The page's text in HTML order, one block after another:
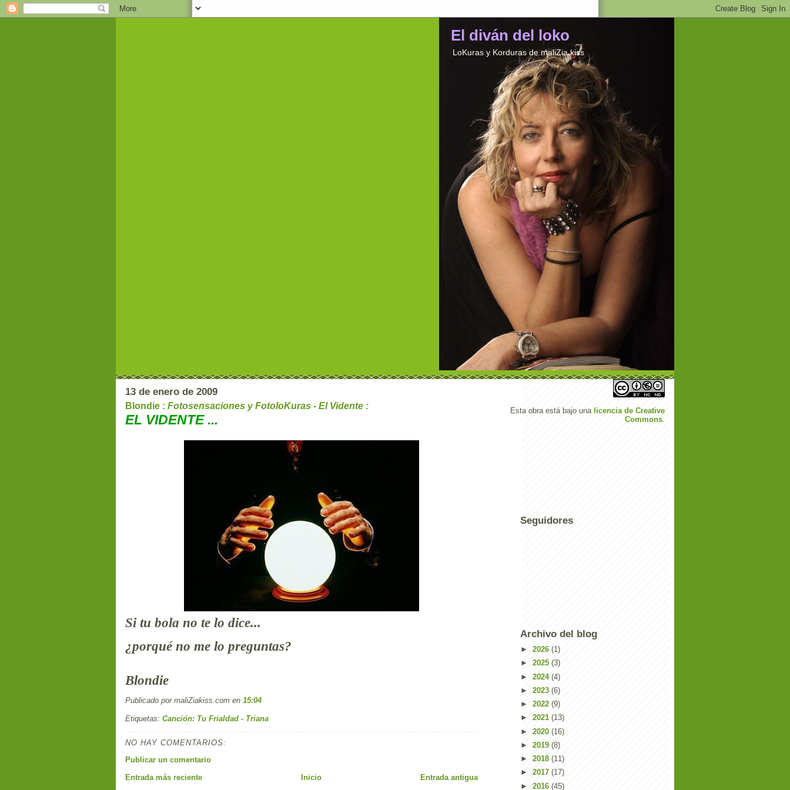
El diván del loko
LoKuras y Korduras de maliZia kiss
13 de enero de 2009
Blondie : Fotosensaciones y FotoloKuras - El Vidente :
EL VIDENTE ...
Si tu bola no te lo dice...
¿porqué no me lo preguntas?
Blondie
Publicado por maliZiakiss.com en 15:04
Etiquetas: Canción: Tu Frialdad - Triana
NO HAY COMENTARIOS:
Publicar un comentario
Entrada más reciente
Entrada antigua
Inicio
Esta obra está bajo una licencia de Creative
Commons.
Seguidores
Archivo del blog
► 2026 (1)
► 2025 (3)
► 2024 (4)
► 2023 (6)
► 2022 (9)
► 2021 (13)
► 2020 (16)
► 2019 (8)
► 2018 (11)
► 2017 (17)
► 2016 (45)